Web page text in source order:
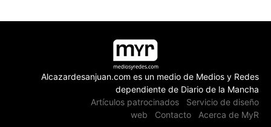
Alcazardesanjuan.com es un medio de Medios y Redes
dependiente de Diario de la Mancha
Artículos patrocinados
Servicio de diseño
web
Contacto Acerca de MyR